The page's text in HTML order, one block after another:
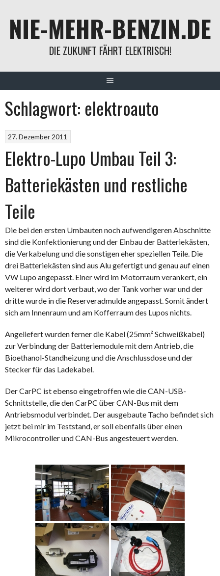
InhaltNIE-MEHR-BENZIN.DE
DIE ZUKUNFT FÄHRT ELEKTRISCH!
Schlagwort: elektroauto
27. Dezember 2011
Elektro-Lupo Umbau Teil 3:
Batteriekästen und restliche
Teile
Die bei den ersten Umbauten noch aufwendigeren Abschnitte
sind die Konfektionierung und der Einbau der Batteriekästen,
die Verkabelung und die sonstigen eher speziellen Teile. Die
drei Batteriekästen sind aus Alu gefertigt und genau auf einen
VW Lupo angepasst. Einer wird im Motorraum verankert, ein
weiterer wird dort verbaut, wo der Tank vorher war und der
dritte wurde in die Reserveradmulde angepasst. Somit ändert
sich am Innenraum und am Kofferraum des Lupos nichts.
Angeliefert wurden ferner die Kabel (25mm² Schweißkabel)
zur Verbindung der Batteriemodule mit dem Antrieb, die
Bioethanol-Standheizung und die Anschlussdose und der
Stecker für das Ladekabel.
Der CarPC ist ebenso eingetroffen wie die CAN-USB-
Schnittstelle, die den CarPC über CAN-Bus mit dem
Antriebsmodul verbindet. Der ausgebaute Tacho befindet sich
jetzt bei mir im Teststand, er soll ebenfalls über einen
Mikrocontroller und CAN-Bus angesteuert werden.